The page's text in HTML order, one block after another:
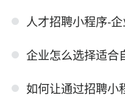
人才招聘小程序-企业
企业怎么选择适合
如何让通过招聘小